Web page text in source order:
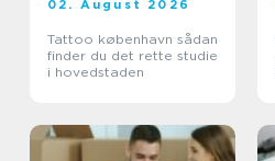
02. August 2026
Tattoo københavn sådan
finder du det rette studie
i hovedstaden